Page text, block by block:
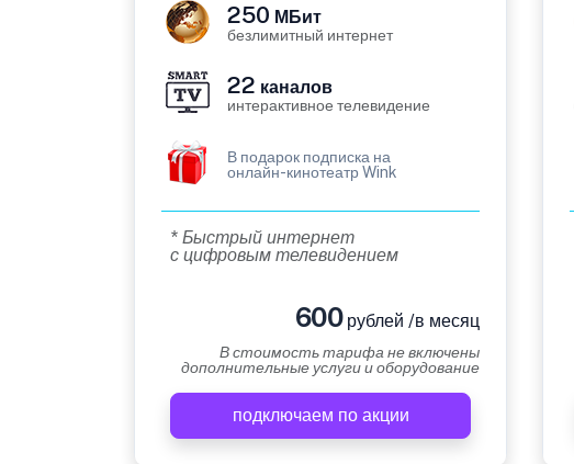
250 МБит
безлимитный интернет
22 каналов
интерактивное телевидение
В подарок подписка на
онлайн-кинотеатр Wink
* Быстрый интернет
с цифровым телевидением
600рублей /в месяц
В стоимость тарифа не включены
дополнительные услуги и оборудование
подключаем по акции